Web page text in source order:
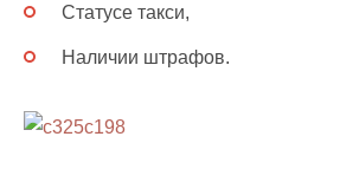
Статусе такси,
Наличии штрафов.